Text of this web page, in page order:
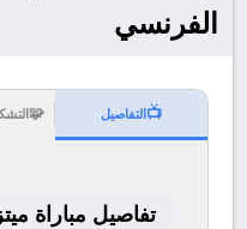
الفرنسي
📺التفاصيل 🧩
تفاصيل مباراة